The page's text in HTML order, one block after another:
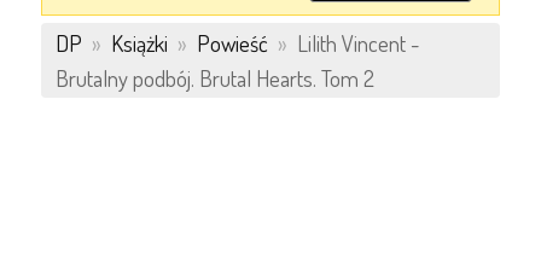
DP » Książki » Powieść » Lilith Vincent -
Brutalny podbój. Brutal Hearts. Tom 2